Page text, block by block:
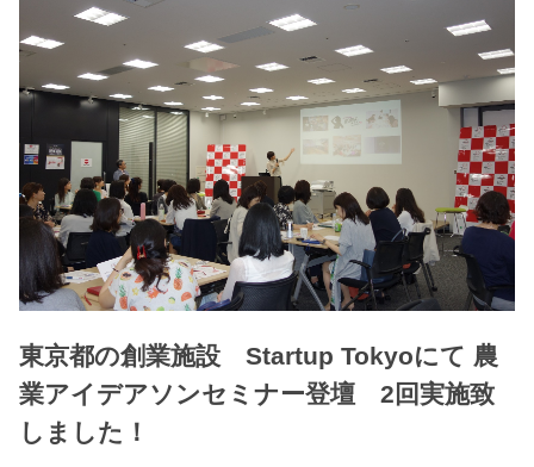
東京都の創業施設 Startup Tokyoにて 農
業アイデアソンセミナー登壇 2回実施致
しました！